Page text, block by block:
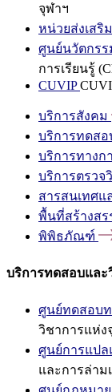
จุฬาฯ
หน่วยส่งเสริ
ศูนย์นวัตกรร
การเรียนรู้
CUVIP
บริการสังคม
บริการทดสอ
บริการทางก
บริการตรวจ
สารสนเทศแ
พื้นที่สร้างสร
พิพิธภัณฑ์
บริการทดสอบและ
ศูนย์ทดสอบท
วิชาการแห่ง
ศูนย์การแปล
และการล่าม